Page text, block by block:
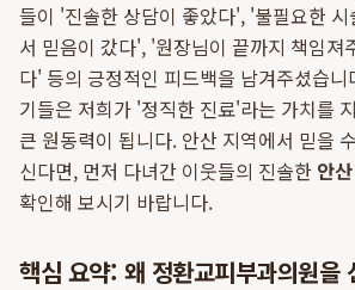
들이 '진솔한 상담이 좋았다', '불필요한
서 믿음이 갔다', '원장님이 끝까지 책임져
다' 등의 긍정적인 피드백을 남겨주셨습
기들은 저희가 '정직한 진료'라는 가치를
큰 원동력이 됩니다. 안산 지역에서 믿을
신다면, 먼저 다녀간 이웃들의 진솔한 안
확인해 보시기 바랍니다.
핵심 요약: 왜 정환교피부과의원을